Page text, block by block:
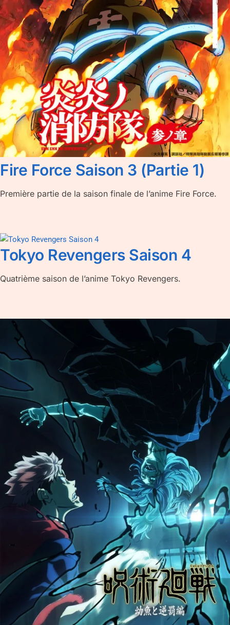
Fire Force Saison 3 (Partie 1)
Première partie de la saison finale de l’anime Fire Force.
Tokyo Revengers Saison 4
Quatrième saison de l’anime Tokyo Revengers.